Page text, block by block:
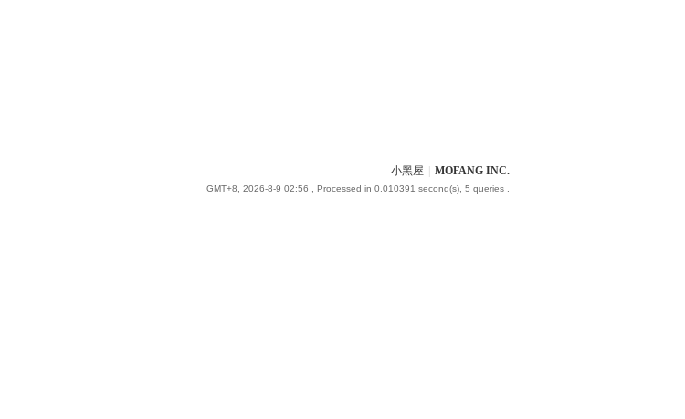
小黑屋 MOFANG INC.
GMT+8, 2026-8-9 02:56 , Processed in 0.010391 second(s), 5 queries .